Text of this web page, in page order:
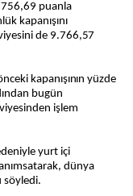
puanla
kapanışını
de 9.766,57
kapanışının yüzde
bugün
işlem
yurt içi
dünya
söyledi.